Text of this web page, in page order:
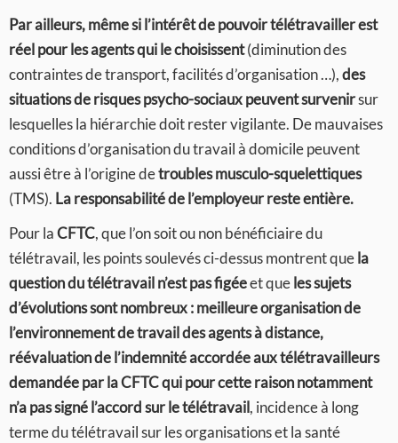
Par ailleurs, même si l’intérêt de pouvoir télétravailler est
réel pour les agents qui le choisissent(diminution des
contraintes de transport, facilités d’organisation …),des
situations de risques psycho-sociaux peuvent survenirsur
lesquelles la hiérarchie doit rester vigilante. De mauvaises
conditions d’organisation du travail à domicile peuvent
aussi être à l’origine detroubles musculo-squelettiques
(TMS). La responsabilité de l’employeur reste entière.
Pour laCFTC, que l’on soit ou non bénéficiaire du
télétravail, les points soulevés ci-dessus montrent quela
question du télétravail n’est pas figéeet queles sujets
d’évolutions sont nombreux : meilleure organisation de
l’environnement de travail des agents à distance,
réévaluation de l’indemnité accordée aux télétravailleurs
demandée par la CFTC qui pour cette raison notamment
n’a pas signé l’accord sur le télétravail, incidence à long
terme du télétravail sur les organisations et la santé